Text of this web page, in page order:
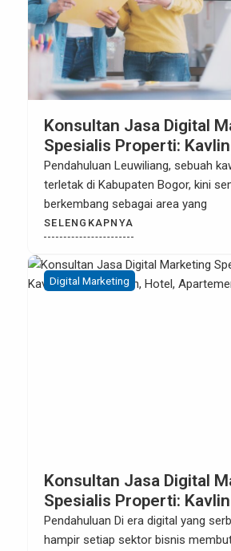
Konsultan Jasa Digital
Spesialis Properti:
Rumah, Hotel,
Leuwiliang, Bogor
Pendahuluan Leuwiliang, sebuah
terletak di Kabupaten Bogor, kini
berkembang sebagai area yang
SELENGKAPNYA
Digital Marketing
Konsultan Jasa Digital
Spesialis Properti:
Rumah, Hotel,
Parung, Bogor
Pendahuluan Di era digital yang
hampir setiap sektor bisnis